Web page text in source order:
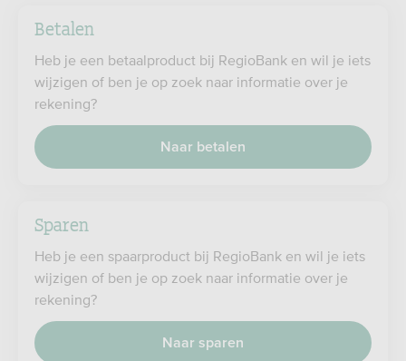
Betalen
Heb je een betaalproduct bij RegioBank en wil je iets
wijzigen of ben je op zoek naar informatie over je
rekening?
Naar betalen
Sparen
Heb je een spaarproduct bij RegioBank en wil je iets
wijzigen of ben je op zoek naar informatie over je
rekening?
Naar sparen